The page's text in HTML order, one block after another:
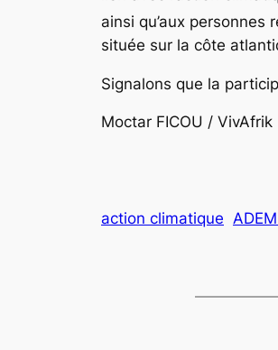
ainsi qu’aux personnes
située sur la côte
Signalons que la
Moctar FICOU / VivAfrik
action climatique